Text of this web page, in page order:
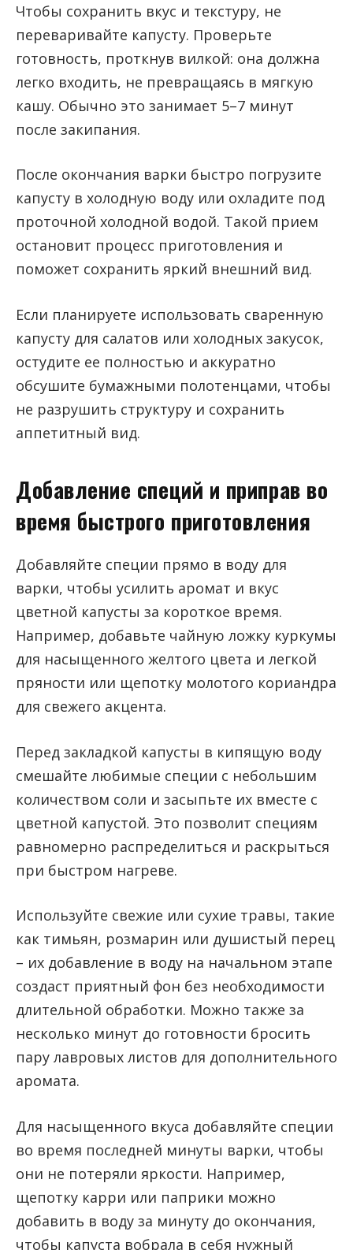
Чтобы сохранить вкус и текстуру, не
переваривайте капусту. Проверьте
готовность, проткнув вилкой: она должна
легко входить, не превращаясь в мягкую
кашу. Обычно это занимает 5–7 минут
после закипания.
После окончания варки быстро погрузите
капусту в холодную воду или охладите под
проточной холодной водой. Такой прием
остановит процесс приготовления и
поможет сохранить яркий внешний вид.
Если планируете использовать сваренную
капусту для салатов или холодных закусок,
остудите ее полностью и аккуратно
обсушите бумажными полотенцами, чтобы
не разрушить структуру и сохранить
аппетитный вид.
Добавление специй и приправ во
время быстрого приготовления
Добавляйте специи прямо в воду для
варки, чтобы усилить аромат и вкус
цветной капусты за короткое время.
Например, добавьте чайную ложку куркумы
для насыщенного желтого цвета и легкой
пряности или щепотку молотого кориандра
для свежего акцента.
Перед закладкой капусты в кипящую воду
смешайте любимые специи с небольшим
количеством соли и засыпьте их вместе с
цветной капустой. Это позволит специям
равномерно распределиться и раскрыться
при быстром нагреве.
Используйте свежие или сухие травы, такие
как тимьян, розмарин или душистый перец
– их добавление в воду на начальном этапе
создаст приятный фон без необходимости
длительной обработки. Можно также за
несколько минут до готовности бросить
пару лавровых листов для дополнительного
аромата.
Для насыщенного вкуса добавляйте специи
во время последней минуты варки, чтобы
они не потеряли яркости. Например,
щепотку карри или паприки можно
добавить в воду за минуту до окончания,
чтобы капуста вобрала в себя нужный